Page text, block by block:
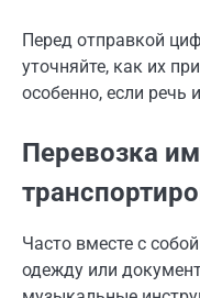
Перед отправкой
уточняйте, как их
особенно, если речь
Перевозка
Часто вместе с
одежду или